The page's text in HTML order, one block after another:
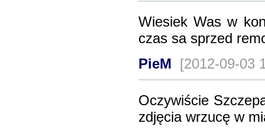
Wiesiek Was w
czas sa sprzed
PieM [2012-09-03
Oczywiście
zdjęcia wrzucę w